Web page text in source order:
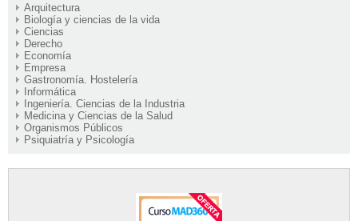
Arquitectura
Biología y ciencias de la vida
Ciencias
Derecho
Economía
Empresa
Gastronomía. Hostelería
Informática
Ingeniería. Ciencias de la Industria
Medicina y Ciencias de la Salud
Organismos Públicos
Psiquiatría y Psicología